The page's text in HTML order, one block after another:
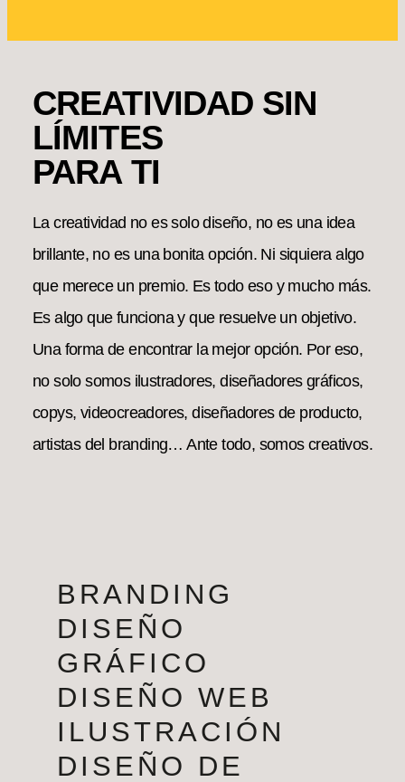
CREATIVIDAD SIN
LÍMITES
PARA TI
La creatividad no es solo diseño, no es una idea
brillante, no es una bonita opción. Ni siquiera algo
que merece un premio. Es todo eso y mucho más.
Es algo que funciona y que resuelve un objetivo.
Una forma de encontrar la mejor opción. Por eso,
no solo somos ilustradores, diseñadores gráficos,
copys, videocreadores, diseñadores de producto,
artistas del branding… Ante todo, somos creativos.
BRANDING
DISEÑO
GRÁFICO
DISEÑO WEB
ILUSTRACIÓN
DISEÑO DE